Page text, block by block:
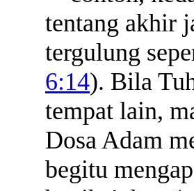
tentang akhir
tergulung
6:14). Bila
tempat lain,
Dosa Adam
begitu